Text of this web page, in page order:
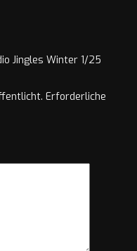
Jingles Winter 1/25
Erforderliche